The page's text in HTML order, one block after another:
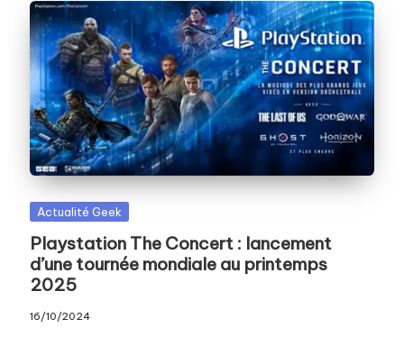
P
la
y.
c
o
m
Posted
Actualité Geek
Playstation The Concert : lancement
d’une tournée mondiale au printemps
2025
16/10/2024